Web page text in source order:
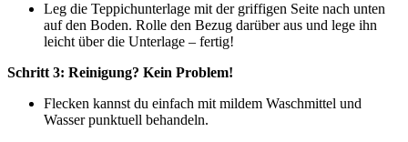
Leg die Teppichunterlage mit der griffigen Seite nach unten
auf den Boden. Rolle den Bezug darüber aus und lege ihn
leicht über die Unterlage – fertig!
Schritt 3: Reinigung? Kein Problem!
Flecken kannst du einfach mit mildem Waschmittel und
Wasser punktuell behandeln.